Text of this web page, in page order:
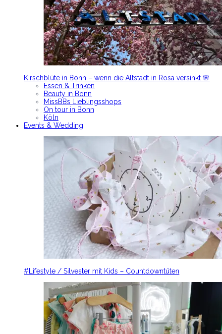
Kirschblüte in Bonn – wenn die Altstadt in Rosa versinkt 🌸
Essen & Trinken
Beauty in Bonn
MissBBs Lieblingsshops
On tour in Bonn
Köln
Events & Wedding
#Lifestyle / Silvester mit Kids – Countdowntüten